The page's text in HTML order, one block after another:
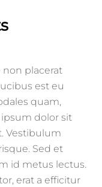
non placerat
est eu
quam,
dolor sit
Vestibulum
Sed et
id metus lectus.
erat a efficitur